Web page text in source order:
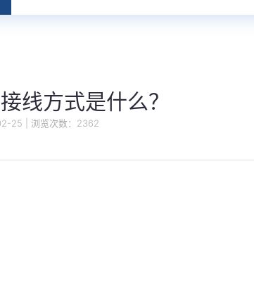
线方式是什么？
25 | 浏览次数：2362